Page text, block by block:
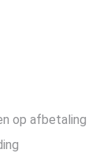
op afbetaling